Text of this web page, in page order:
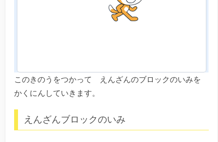
このきのうをつかって えんざんのブロックのいみを
かくにんしていきます。
えんざんブロックのいみ